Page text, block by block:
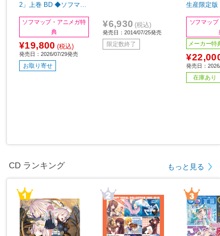
2」上巻 BD ◆ソフマッ
入特典「上下巻収納BO
X・B2タペストリー（キ
ービジュアル絵柄）」
ソフマップ・アニメガ特
典
¥19,800 (税込)
発売日：2026/07/29発売
お取り寄せ
¥6,930 (税込)
発売日：2014/07/25発売
限定数終了
生産限定
購入特典
＆缶バッ
7mm)」
ソフマッ
メーカー特
発売日：
在庫あり
CD ランキング もっと見る